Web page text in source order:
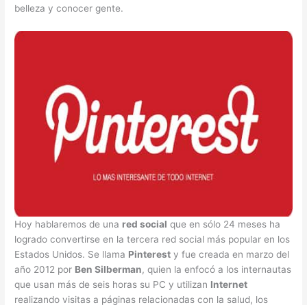
belleza y conocer gente.
Hoy hablaremos de una red social que en sólo 24 meses ha
logrado convertirse en la tercera red social más popular en los
Estados Unidos. Se llama Pinterest y fue creada en marzo del
año 2012 por Ben Silberman, quien la enfocó a los internautas
que usan más de seis horas su PC y utilizan Internet
realizando visitas a páginas relacionadas con la salud, los